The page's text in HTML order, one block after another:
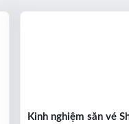
Kinh nghiệm săn vé